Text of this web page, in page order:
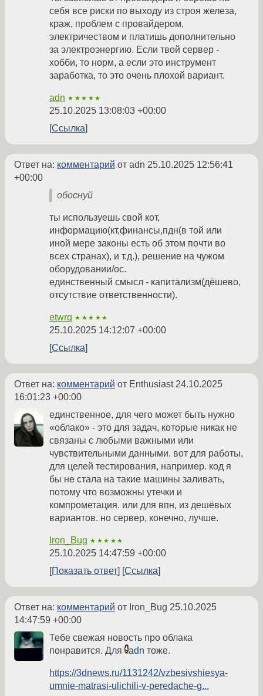
себя все риски по выходу из строя железа,
краж, проблем с провайдером,
электричеством и платишь дополнительно
за электроэнергию. Если твой сервер -
хобби, то норм, а если это инструмент
заработка, то это очень плохой вариант.
adn ★★★★★
25.10.2025 13:08:03 +00:00
Ссылка
Ответ на: комментарий от adn 25.10.2025 12:56:41
+00:00
обоснуй
ты используешь свой кот,
информацию(кт,финансы,пдн(в той или
иной мере законы есть об этом почти во
всех странах), и т.д.), решение на чужом
оборудовании/ос.
единственный смысл - капитализм(дёшево,
отсутствие ответственности).
etwrq ★★★★★
25.10.2025 14:12:07 +00:00
Ссылка
Ответ на: комментарий от Enthusiast 24.10.2025
16:01:23 +00:00
единственное, для чего может быть нужно
«облако» - это для задач, которые никак не
связаны с любыми важными или
чувствительными данными. вот для работы,
для целей тестирования, например. код я
бы не стала на такие машины заливать,
потому что возможны утечки и
компрометация. или для впн, из дешёвых
вариантов. но сервер, конечно, лучше.
Iron_Bug ★★★★★
25.10.2025 14:47:59 +00:00
Показать ответ
Ссылка
Ответ на: комментарий от Iron_Bug 25.10.2025
14:47:59 +00:00
Тебе свежая новость про облака
понравится. Для
adn тоже.
https://3dnews.ru/1131242/vzbesivshiesya-
umnie-matrasi-ulichili-v-peredache-g...